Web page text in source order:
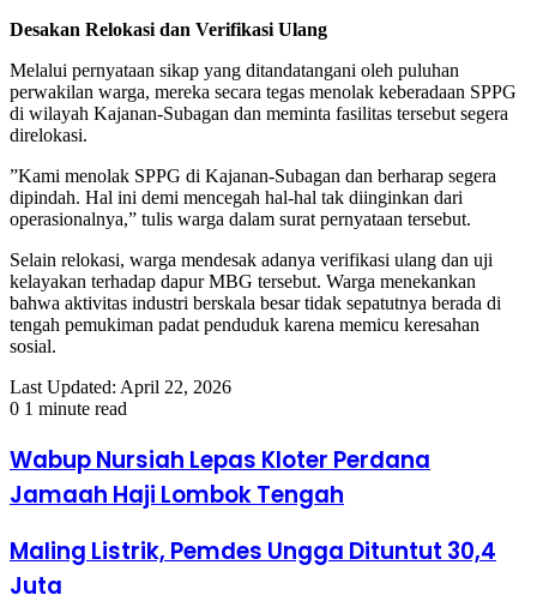
​Desakan Relokasi dan Verifikasi Ulang
Melalui pernyataan sikap yang ditandatangani oleh puluhan
perwakilan warga, mereka secara tegas menolak keberadaan SPPG
di wilayah Kajanan-Subagan dan meminta fasilitas tersebut segera
direlokasi.
​”Kami menolak SPPG di Kajanan-Subagan dan berharap segera
dipindah. Hal ini demi mencegah hal-hal tak diinginkan dari
operasionalnya,” tulis warga dalam surat pernyataan tersebut.
​Selain relokasi, warga mendesak adanya verifikasi ulang dan uji
kelayakan terhadap dapur MBG tersebut. Warga menekankan
bahwa aktivitas industri berskala besar tidak sepatutnya berada di
tengah pemukiman padat penduduk karena memicu keresahan
sosial.
Last Updated: April 22, 2026
0 1 minute read
Wabup Nursiah Lepas Kloter Perdana
Jamaah Haji Lombok Tengah
Maling Listrik, Pemdes Ungga Dituntut 30,4
Juta